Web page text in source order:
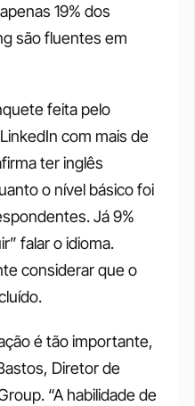
19% dos
são fluentes em
feita pelo
com mais de
ter inglês
o nível básico foi
Já 9%
falar o idioma.
considerar que o
é tão importante,
Diretor de
“A habilidade de